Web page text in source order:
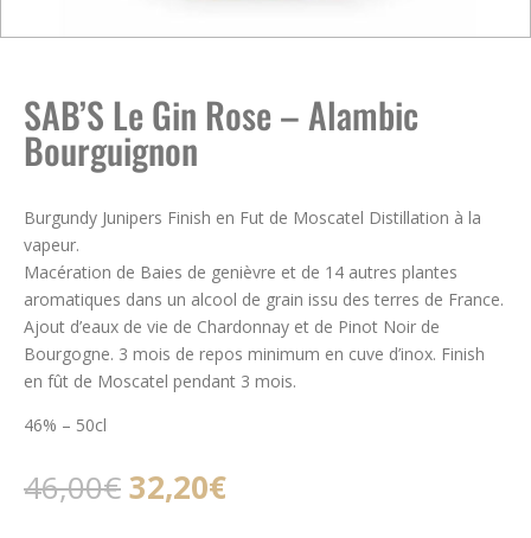
SAB’S Le Gin Rose – Alambic
Bourguignon
Burgundy Junipers Finish en Fut de Moscatel Distillation à la
vapeur.
Macération de Baies de genièvre et de 14 autres plantes
aromatiques dans un alcool de grain issu des terres de France.
Ajout d’eaux de vie de Chardonnay et de Pinot Noir de
Bourgogne. 3 mois de repos minimum en cuve d’inox. Finish
en fût de Moscatel pendant 3 mois.
46% – 50cl
46,00€Le
prix
32,20€Le